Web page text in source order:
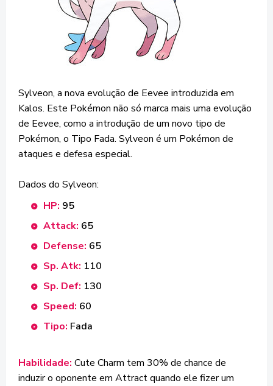
Sylveon, a nova evolução de Eevee introduzida em
Kalos. Este Pokémon não só marca mais uma evolução
de Eevee, como a introdução de um novo tipo de
Pokémon, o Tipo Fada. Sylveon é um Pokémon de
ataques e defesa especial.
Dados do Sylveon:
HP: 95
Attack: 65
Defense: 65
Sp. Atk: 110
Sp. Def: 130
Speed: 60
Tipo: Fada
Habilidade: Cute Charm tem 30% de chance de
induzir o oponente em Attract quando ele fizer um